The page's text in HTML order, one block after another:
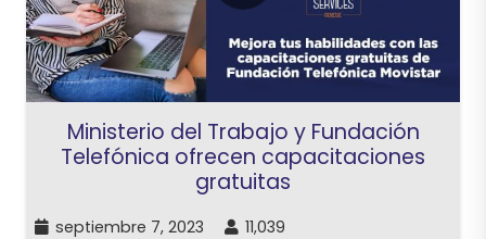
Ministerio del Trabajo y Fundación
Telefónica ofrecen capacitaciones
gratuitas
septiembre 7, 2023 11,039